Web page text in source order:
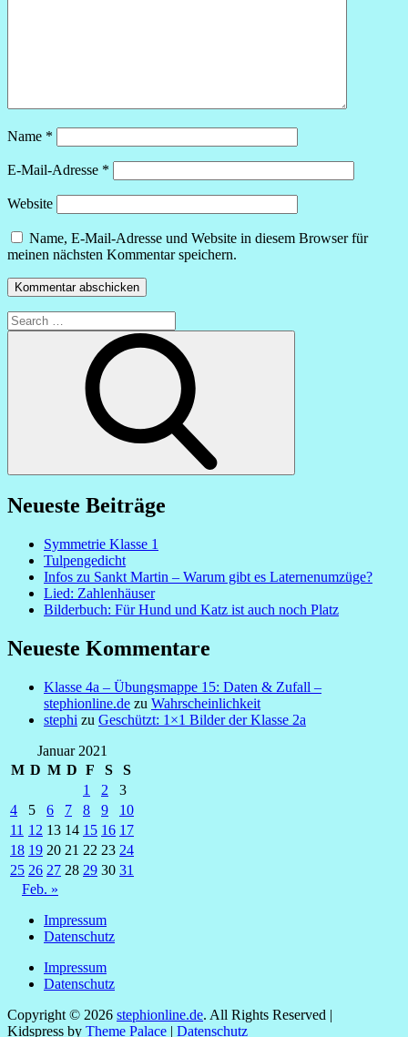
Name *
E-Mail-Adresse *
Website
Name, E-Mail-Adresse und Website in diesem Browser für
meinen nächsten Kommentar speichern.
Search
for:
Neueste Beiträge
Symmetrie Klasse 1
Tulpengedicht
Infos zu Sankt Martin – Warum gibt es Laternenumzüge?
Lied: Zahlenhäuser
Bilderbuch: Für Hund und Katz ist auch noch Platz
Neueste Kommentare
Klasse 4a – Übungsmappe 15: Daten & Zufall –
stephionline.de zu Wahrscheinlichkeit
stephi zu Geschützt: 1×1 Bilder der Klasse 2a
Januar 2021
M D M D F S
S
1
2
3
4
5 6 7 8 9
10
11 12 13 14 15 16 17
18 19 20 21 22 23 24
25 26 27 28 29 30 31
Feb. »
Impressum
Datenschutz
Impressum
Datenschutz
Copyright © 2026 stephionline.de. All Rights Reserved |
Kidspress by Theme Palace | Datenschutz